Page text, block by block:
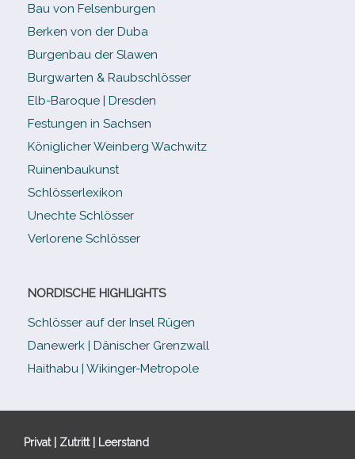
Bau von Felsenburgen
Berken von der Duba
Burgenbau der Slawen
Burgwarten & Raubschlösser
Elb-​Baroque | Dresden
Festungen in Sachsen
Königlicher Weinberg Wachwitz
Ruinenbaukunst
Schlösserlexikon
Unechte Schlösser
Verlorene Schlösser
NORDISCHE HIGHLIGHTS
Schlösser auf der Insel Rügen
Danewerk | Dänischer Grenzwall
Haithabu | Wikinger-Metropole
Privat | Zutritt | Leerstand